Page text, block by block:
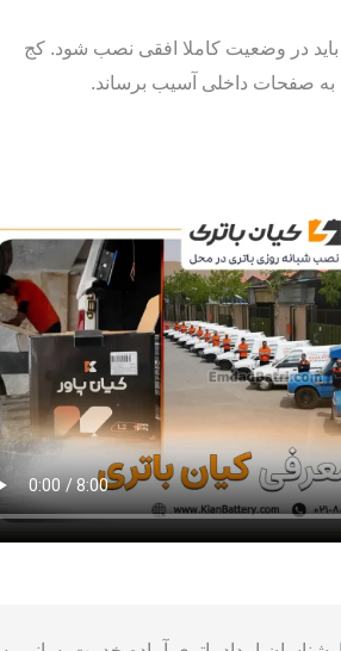
باید در وضعیت کاملا افقی نصب شود. کج
به صفحات داخلی آسیب برساند.